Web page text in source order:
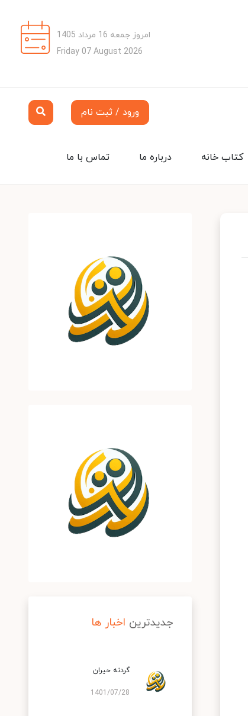
امروز جمعه 16 مرداد 1405
Friday 07 August 2026
ورود / ثبت نام
تماس با ما درباره ما کتاب خانه
جدیدترین اخبار ها
گردنه حیران
1401/07/28